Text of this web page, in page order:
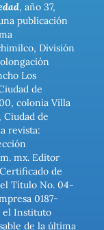
, año 37,
publicación
División
Los
de
colonia Villa
Ciudad de
revista:
mx. Editor
de
Título No. 04-
0187-
el Instituto
de la última